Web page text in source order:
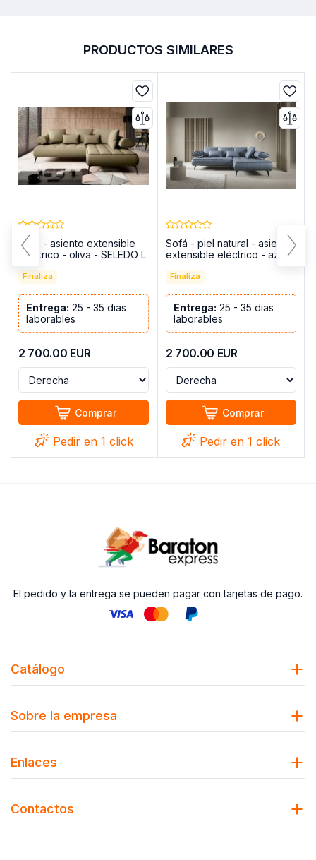
PRODUCTOS SIMILARES
Sofá - asiento extensible
eléctrico - oliva - SELEDO L
Finaliza
Entrega: 25 - 35 dias
laborables
2 700.00 EUR
Comprar
Pedir en 1 click
Sofá - piel natural - asiento
extensible eléctrico - azul -
Finaliza
Entrega: 25 - 35 dias
laborables
2 700.00 EUR
Comprar
Pedir en 1 click
El pedido y la entrega se pueden pagar con tarjetas de pago.
Catálogo
Sobre la empresa
Enlaces
Contactos